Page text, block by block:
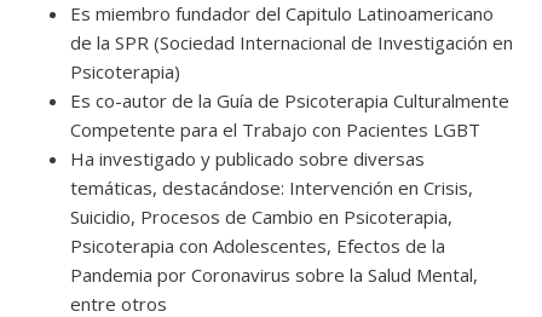
Es miembro fundador del Capitulo Latinoamericano
de la SPR (Sociedad Internacional de Investigación en
Psicoterapia)
Es co-autor de la Guía de Psicoterapia Culturalmente
Competente para el Trabajo con Pacientes LGBT
Ha investigado y publicado sobre diversas
temáticas, destacándose: Intervención en Crisis,
Suicidio, Procesos de Cambio en Psicoterapia,
Psicoterapia con Adolescentes, Efectos de la
Pandemia por Coronavirus sobre la Salud Mental,
entre otros